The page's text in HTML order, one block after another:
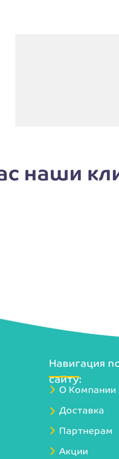
наши
Партнерам
Акции
О Компании
Доставка
Навигация
сайту: